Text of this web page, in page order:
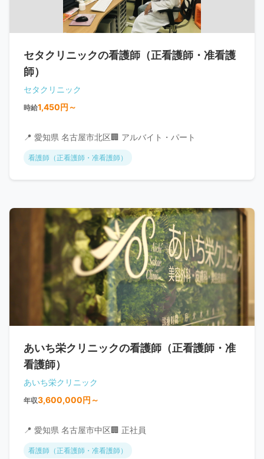
セタクリニックの看護師（正看護師・准看護
師）
セタクリニック
時給1,450円～
📍 愛知県 名古屋市北区🏢 アルバイト・パート
看護師（正看護師・准看護師）
あいち栄クリニックの看護師（正看護師・准
看護師）
あいち栄クリニック
年収3,600,000円～
📍 愛知県 名古屋市中区🏢 正社員
看護師（正看護師・准看護師）